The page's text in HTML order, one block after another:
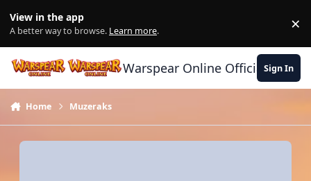
View in the app
A better way to browse. Learn more. ×
Warspear Online Official Forum
Sign In
Home Muzeraks